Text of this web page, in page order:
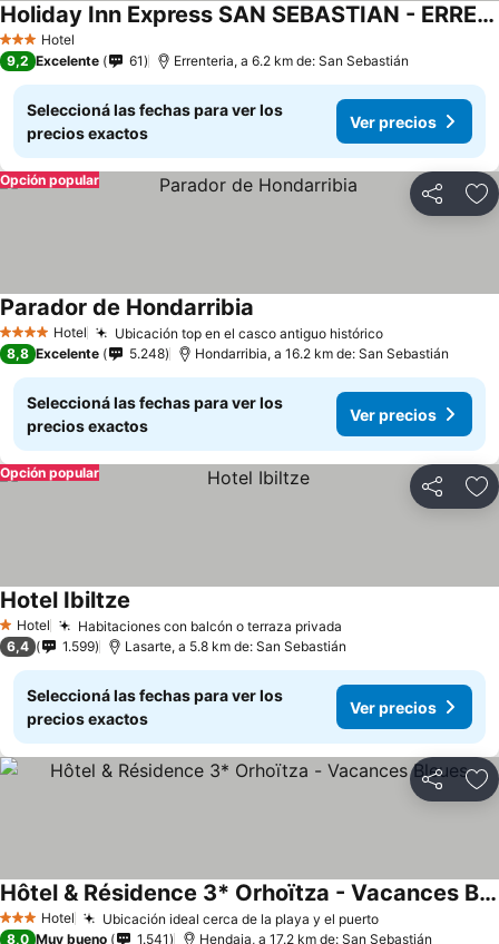
3 Estrellas
Hotel
Holiday Inn Express SAN SEBASTIAN - ERRENTERIA by IHG
9,2 Excelente 61 Errenteria, a 6.2 km de: San Sebastián
Seleccioná las fechas para ver los
precios exactos
Ver precios
Compartir
Opción popular
4 EstrellasHotel Ubicación top en el casco antiguo histórico
Parador de Hondarribia
8,8 Excelente 5.248 Hondarribia, a 16.2 km de: San Sebastián
Seleccioná las fechas para ver los
precios exactos
Ver precios
Compartir
Opción popular
1 Estrellas
Hotel Habitaciones con balcón o terraza privada
Hotel Ibiltze
6,4 1.599 Lasarte, a 5.8 km de: San Sebastián
Seleccioná las fechas para ver los
precios exactos
Ver precios
Compartir
3 Estrellas
Hotel Ubicación ideal cerca de la playa y el puerto
Hôtel & Résidence 3* Orhoïtza - Vacances Bleues
8,0 Muy bueno 1.541 Hendaia, a 17.2 km de: San Sebastián